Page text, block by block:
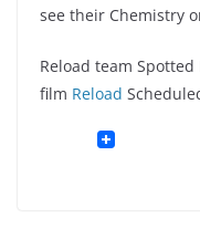
see their Chemistry
Reload team
film Reload